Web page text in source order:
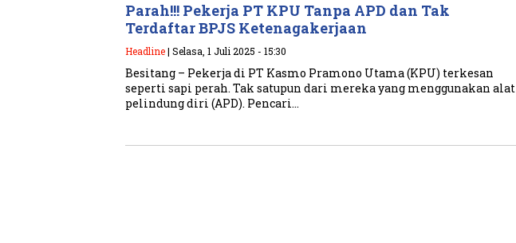
Parah!!! Pekerja PT KPU Tanpa APD dan Tak
Terdaftar BPJS Ketenagakerjaan
Headline| Selasa, 1 Juli 2025 - 15:30
Besitang – Pekerja di PT Kasmo Pramono Utama (KPU) terkesan
seperti sapi perah. Tak satupun dari mereka yang menggunakan alat
pelindung diri (APD). Pencari…